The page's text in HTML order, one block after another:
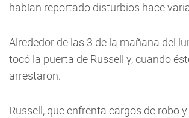
habían reportado disturbios hace
Alrededor de las 3 de la mañana del
tocó la puerta de Russell y, cuando
arrestaron.
Russell, que enfrenta cargos de robo